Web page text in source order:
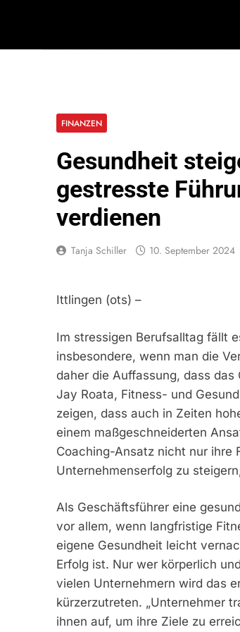
FINANZEN
Gesundheit
gestresste
verdienen
Tanja Schiller 10. September 2024
Ittlingen (ots) –
Im stressigen Berufsalltag fällt
insbesondere, wenn man die
daher die Auffassung, dass
Jay Roata, Fitness- und
zeigen, dass auch in Zeiten
einem maßgeschneiderten
Coaching-Ansatz nicht nur ihre
Unternehmenserfolg zu
Als Geschäftsführer eine
vor allem, wenn langfristige
eigene Gesundheit leicht
Erfolg ist. Nur wer körperlich
vielen Unternehmern wird das
kürzerzutreten. „Unternehmer
ihnen auf, um ihre Ziele zu